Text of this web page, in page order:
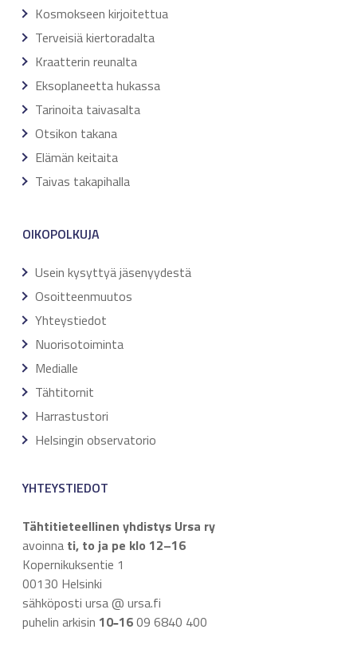
Kosmokseen kirjoitettua
Terveisiä kiertoradalta
Kraatterin reunalta
Eksoplaneetta hukassa
Tarinoita taivasalta
Otsikon takana
Elämän keitaita
Taivas takapihalla
OIKOPOLKUJA
Usein kysyttyä jäsenyydestä
Osoitteenmuutos
Yhteystiedot
Nuorisotoiminta
Medialle
Tähtitornit
Harrastustori
Helsingin observatorio
YHTEYSTIEDOT
Tähtitieteellinen yhdistys Ursa ry
avoinna ti, to ja pe klo 12–16
Kopernikuksentie 1
00130 Helsinki
sähköposti ursa @ ursa.fi
puhelin arkisin 10–1609 6840 400